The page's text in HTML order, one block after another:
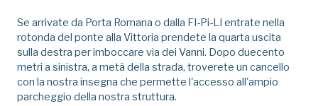
Se arrivate da Porta Romana o dalla FI-Pi-LI entrate nella
rotonda del ponte alla Vittoria prendete la quarta uscita
sulla destra per imboccare via dei Vanni. Dopo duecento
metri a sinistra, a metà della strada, troverete un cancello
con la nostra insegna che permette l'accesso all'ampio
parcheggio della nostra struttura.